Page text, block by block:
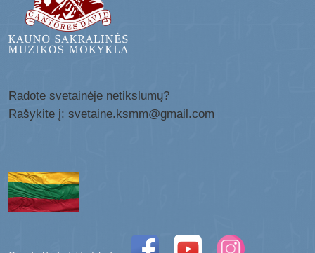
Radote svetainėje netikslumų?
Rašykite į: svetaine.ksmm@gmail.com